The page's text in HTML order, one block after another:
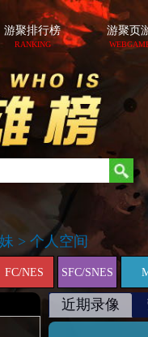
游聚排行榜
RANKING
游聚页
> 个人空间
FC/NES SFC/SNES
近期录像